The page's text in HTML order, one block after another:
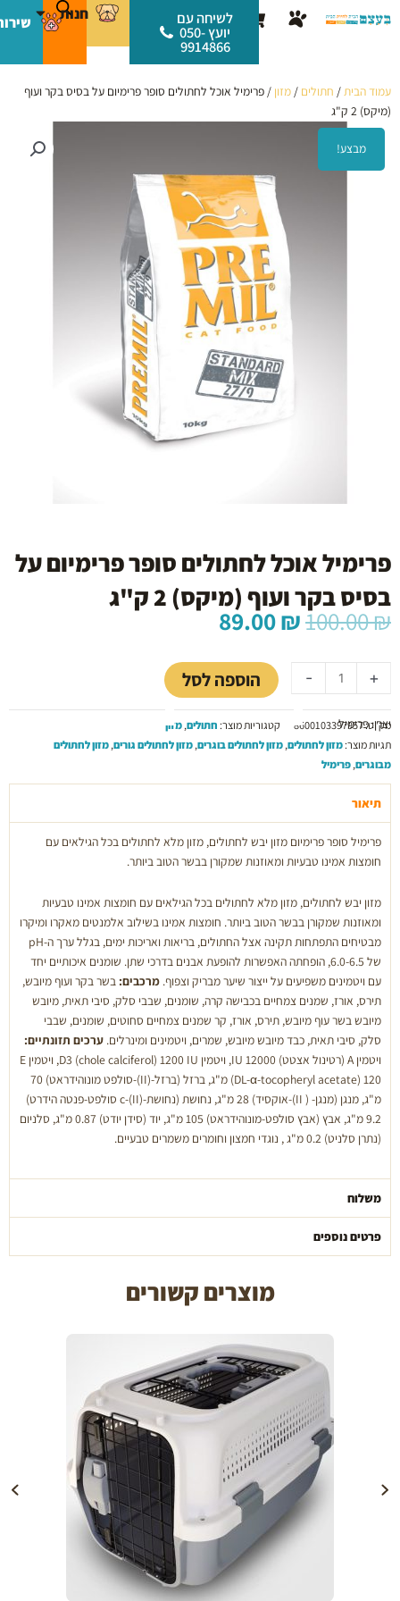
לתוכן
עגלת
קניות
לשיחה עם
יועץ 050-
9914866
חנות
עמוד הבית/ חתולים / מזון / פרימיל אוכל לחתולים סופר פרימיום על בסיס בקר ועוף
(מיקס) 2 ק"ג
מבצע!
פרימיל אוכל לחתולים סופר פרימיום על
בסיס בקר ועוף (מיקס) 2 ק"ג
100.00₪ המחיר
המקורי
היה:
100.00 ₪.
89.00₪ המחיר
הוא:
89.00 ₪. -
של
פרימיל
לחתולים
סופר
פרימיום
על
בקר
ועוף
(מיקס)
ק''ג
+ הוספה לסל
יצרן: פרימיל
מק"ט:8600103397957 קטגוריות מוצר: חתולים,מזון
תגיות מוצר:מזון לחתולים,מזון לחתולים בוגרים,מזון לחתולים גורים,מזון לחתולים
מבוגרים,פרימיל
תיאור
פרימיל סופר פרימיום מזון יבש לחתולים, מזון מלא לחתולים בכל הגילאים עם
חומצות אמינו טבעיות ומאוזנות שמקורן בבשר הטוב ביותר.
מזון יבש לחתולים, מזון מלא לחתולים בכל הגילאים עם חומצות אמינו טבעיות
ומאוזנות שמקורן בבשר הטוב ביותר. חומצות אמינו בשילוב אלמנטים מאקרו ומיקרו
מבטיחים התפתחות תקינה אצל החתולים, בריאות ואריכות ימים, בגלל ערך ה-pH
של 6.0-6.5, הופחתה האפשרות להופעת אבנים בדרכי שתן. שומנים איכותיים יחד
עם ויטמינים משפיעים על ייצור שיער מבריק וצפוף. מרכבים: בשר בקר ועוף מיובש,
תירס, אורז, שמנים צמחיים בכבישה קרה, שומנים, שבבי סלק, סיבי תאית, מיובש
מיובש בשר עוף מיובש, תירס, אורז, קר שמנים צמחיים סחוטים, שומנים, שבבי
סלק, סיבי תאית, כבד מיובש מיובש, שמרים, ויטמינים ומינרלים. ערכים תזונתיים:
ויטמין A (רטינול אצטט) 12000 IU, ויטמין D3 (chole calciferol) 1200 IU, ויטמין E
(DL-α-tocopheryl acetate) 120 מ"ג, ברזל (ברזל-(II)-סולפט מונוהידראט) 70
מ"ג, מנגן (מנגן- ( II)-אוקסיד) 28 מ"ג, נחושת (נחושת-(II)-c סולפט-פנטה הידרט)
9.2 מ"ג, אבץ (אבץ סולפט-מונוהידראט) 105 מ"ג, יוד (סידן יודט) 0.87 מ"ג, סלניום
(נתרן סלניט) 0.2 מ"ג , נוגדי חמצון וחומרים משמרים טבעיים.
משלוח
פרטים נוספים
מוצרים קשורים
הוספה לעגלה